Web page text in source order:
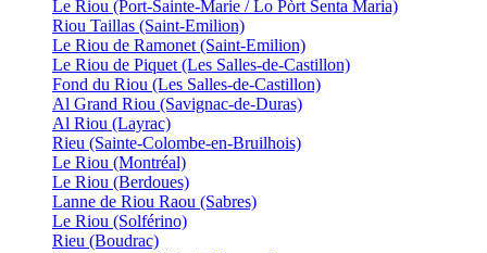
Le Riou (Port-Sainte-Marie / Lo Pòrt Senta Maria)
Riou Taillas (Saint-Emilion)
Le Riou de Ramonet (Saint-Emilion)
Le Riou de Piquet (Les Salles-de-Castillon)
Fond du Riou (Les Salles-de-Castillon)
Al Grand Riou (Savignac-de-Duras)
Al Riou (Layrac)
Rieu (Sainte-Colombe-en-Bruilhois)
Le Riou (Montréal)
Le Riou (Berdoues)
Lanne de Riou Raou (Sabres)
Le Riou (Solférino)
Rieu (Boudrac)